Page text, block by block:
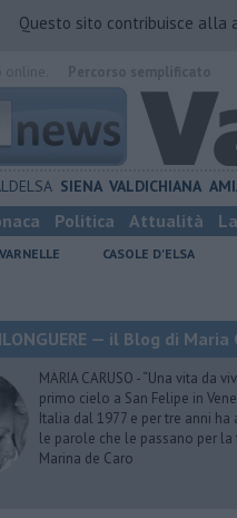
Questo sito contribuisce alla
SIENA VALDICHIANA
Politica Attualità
CASOLE D'ELSA
— il Blog di Maria
MARIA CARUSO - “Una vita
primo cielo a San Felipe in
Italia dal 1977 e per tre anni
le parole che le passano per
Marina de Caro